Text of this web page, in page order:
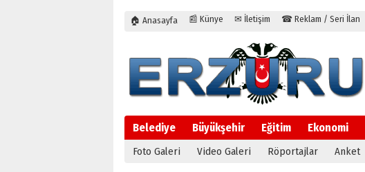
🏠 Anasayfa 📰 Künye ✉ İletişim ☎ Reklam / Seri İlan
Belediye Büyükşehir Eğitim Ekonomi
Foto Galeri Video Galeri Röportajlar Anket